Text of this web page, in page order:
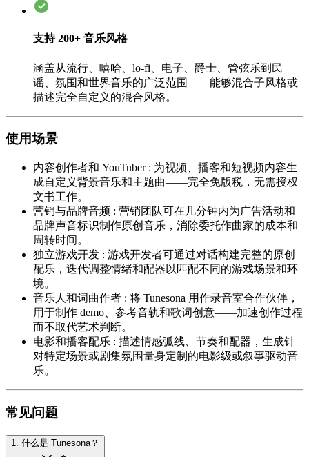
支持 200+ 音乐风格
涵盖从流行、嘻哈、lo-fi、电子、爵士、管弦乐到民
谣、氛围和世界音乐的广泛范围——能够混合子风格或
描述完全自定义的混合风格。
使用场景
内容创作者和 YouTuber: 为视频、播客和短视频内容生
成自定义背景音乐和主题曲——完全免版税，无需授权
文书工作。
营销与品牌音频 : 营销团队可在几分钟内为广告活动和
品牌声音标识制作原创音乐，消除委托作曲家的成本和
周转时间。
独立游戏开发 : 游戏开发者可通过对话构建完整的原创
配乐，迭代调整情绪和配器以匹配不同的游戏场景和环
境。
音乐人和词曲作者 : 将 Tunesona 用作录音室合作伙伴，
用于制作 demo、参考音轨和歌词创意——加速创作过程
而不取代艺术判断。
电影和播客配乐 : 描述情感弧线、节奏和配器，生成针
对特定场景或剧集氛围量身定制的电影级或叙事驱动音
乐。
常见问题
1. 什么是 Tunesona？